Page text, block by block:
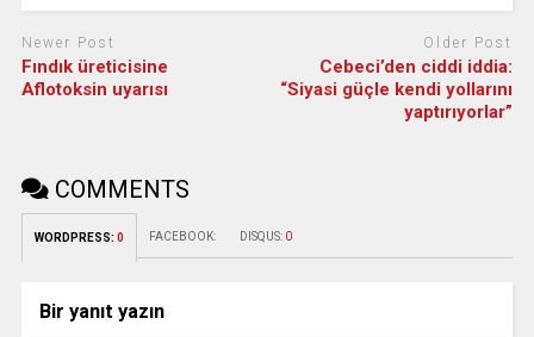
Newer Post
Fındık üreticisine
Aflotoksin uyarısı
Older Post
Cebeci’den ciddi iddia:
“Siyasi güçle kendi yollarını
yaptırıyorlar”
COMMENTS
WORDPRESS: 0 FACEBOOK: DISQUS: 0
Bir yanıt yazın